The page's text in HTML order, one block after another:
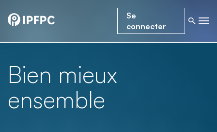
Se
connecter
Bien mieux
ensemble